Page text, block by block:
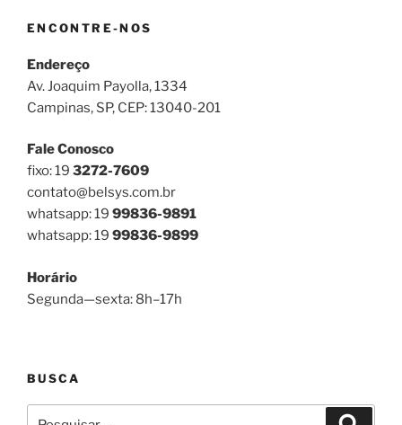
ENCONTRE-NOS
Endereço
Av. Joaquim Payolla, 1334
Campinas, SP, CEP: 13040-201
Fale Conosco
fixo: 19 3272-7609
contato@belsys.com.br
whatsapp: 19 99836-9891
whatsapp: 19 99836-9899
Horário
Segunda—sexta: 8h–17h
BUSCA